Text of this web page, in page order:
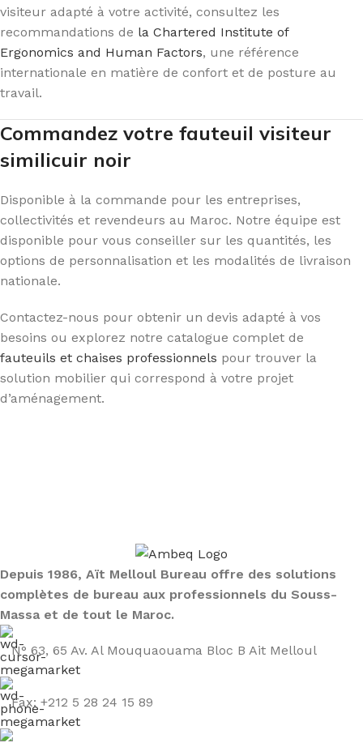
visiteur adapté à votre activité, consultez les
recommandations de la Chartered Institute of
Ergonomics and Human Factors, une référence
internationale en matière de confort et de posture au
travail.
Commandez votre fauteuil visiteur
similicuir noir
Disponible à la commande pour les entreprises,
collectivités et revendeurs au Maroc. Notre équipe est
disponible pour vous conseiller sur les quantités, les
options de personnalisation et les modalités de livraison
nationale.
Contactez-nous pour obtenir un devis adapté à vos
besoins ou explorez notre catalogue complet de
fauteuils et chaises professionnels pour trouver la
solution mobilier qui correspond à votre projet
d’aménagement.
Depuis 1986, Aït Melloul Bureau offre des solutions
complètes de bureau aux professionnels du Souss-
Massa et de tout le Maroc.
N° 63, 65 Av. Al Mouquaouama Bloc B Ait Melloul
Fax: +212 5 28 24 15 89